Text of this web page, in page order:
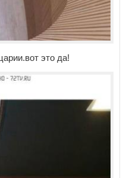
это да!